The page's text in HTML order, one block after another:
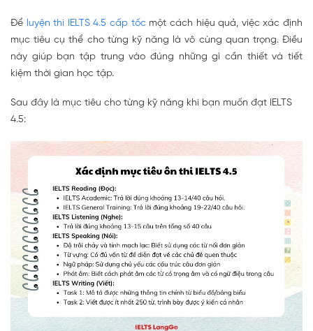
Để luyện thi IELTS 4.5 cấp tốcmột cách hiệu quả, việc xác định
mục tiêu cụ thể cho từng kỹ năng là vô cùng quan trọng. Điều
này giúp bạn tập trung vào đúng những gì cần thiết và tiết
kiệm thời gian học tập.
Sau đây là mục tiêu cho từng kỹ năng khi bạn muốn đạt IELTS
4.5: